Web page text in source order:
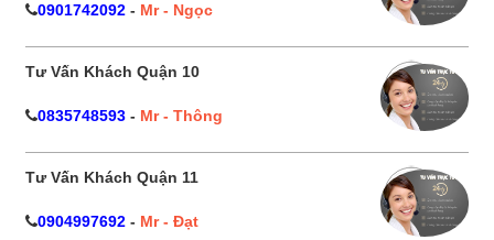
0901742092 - Mr - Ngọc
Tư Vấn Khách Quận 10
0835748593 - Mr - Thông
Tư Vấn Khách Quận 11
0904997692 - Mr - Đạt